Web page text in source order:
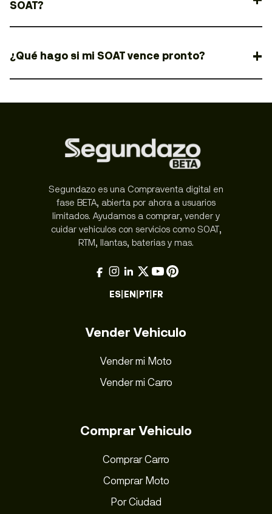
SOAT?
¿Qué hago si mi SOAT vence pronto?
Segundazo es una Compraventa digital en
fase BETA, abierta por ahora a usuarios
limitados. Ayudamos a comprar, vender y
cuidar vehiculos con servicios como SOAT,
RTM, llantas, baterias y mas.
ES|EN|PT|FR
Vender Vehiculo
Vender mi Moto
Vender mi Carro
Comprar Vehiculo
Comprar Carro
Comprar Moto
Por Ciudad